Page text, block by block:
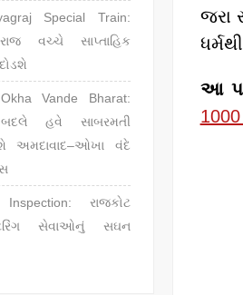
જરા
આ
Special Train:
વચ્ચે સાપ્તાહિક
Vande Bharat:
બદલે હવે સાબરમતી
અમદાવાદ–ઓખા વંદે
રાજકોટ
સેવાઓનું સઘન